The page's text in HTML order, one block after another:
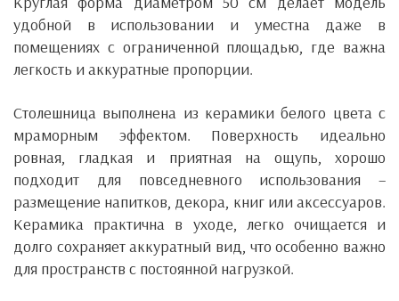
удобной в использовании и уместна даже в
помещениях с ограниченной площадью, где важна
легкость и аккуратные пропорции.
Столешница выполнена из керамики белого цвета с
мраморным эффектом. Поверхность идеально
ровная, гладкая и приятная на ощупь, хорошо
подходит для повседневного использования –
размещение напитков, декора, книг или аксессуаров.
Керамика практична в уходе, легко очищается и
долго сохраняет аккуратный вид, что особенно важно
для пространств с постоянной нагрузкой.